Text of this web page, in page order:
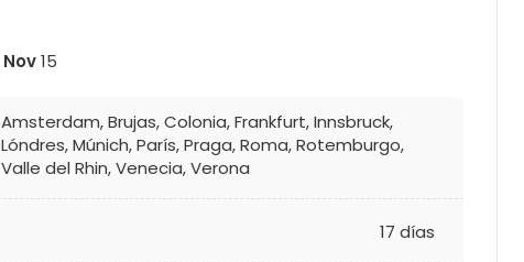
Nov15
Amsterdam,Brujas,Colonia,Frankfurt,Innsbruck,
Lóndres,Múnich,París,Praga,Roma,Rotemburgo,
Valle del Rhin,Venecia,Verona
17 días